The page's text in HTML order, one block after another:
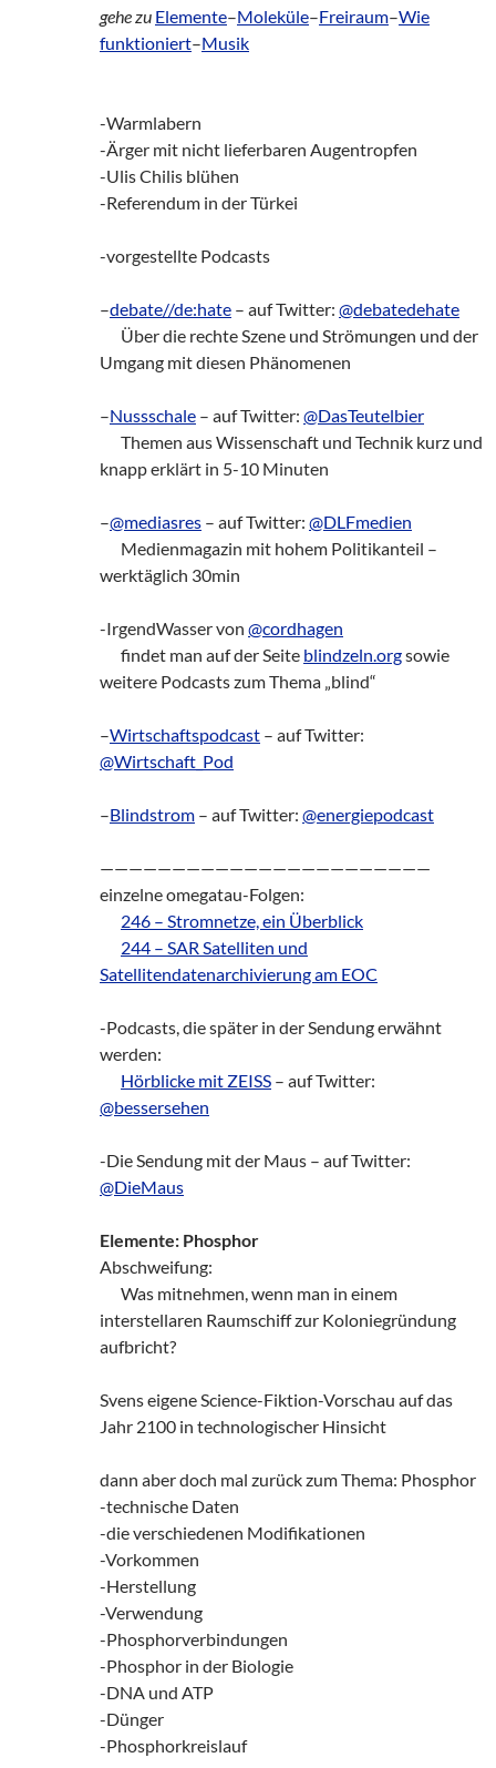
gehe zu Elemente–Moleküle–Freiraum–Wie
funktioniert–Musik
-Warmlabern
-Ärger mit nicht lieferbaren Augentropfen
-Ulis Chilis blühen
-Referendum in der Türkei
-vorgestellte Podcasts
–debate//de:hate – auf Twitter: @debatedehate
Über die rechte Szene und Strömungen und der
Umgang mit diesen Phänomenen
–Nussschale – auf Twitter: @DasTeutelbier
Themen aus Wissenschaft und Technik kurz und
knapp erklärt in 5-10 Minuten
–@mediasres – auf Twitter: @DLFmedien
Medienmagazin mit hohem Politikanteil –
werktäglich 30min
-IrgendWasser von @cordhagen
findet man auf der Seite blindzeln.orgsowie
weitere Podcasts zum Thema „blind“
–Wirtschaftspodcast – auf Twitter:
@Wirtschaft_Pod
–Blindstrom – auf Twitter: @energiepodcast
———————————————————————
einzelne omegatau-Folgen:
246 – Stromnetze, ein Überblick
244 – SAR Satelliten und
Satellitendatenarchivierung am EOC
-Podcasts, die später in der Sendung erwähnt
werden:
Hörblicke mit ZEISS – auf Twitter:
@bessersehen
-Die Sendung mit der Maus – auf Twitter:
@DieMaus
Elemente: Phosphor
Abschweifung:
Was mitnehmen, wenn man in einem
interstellaren Raumschiff zur Koloniegründung
aufbricht?
Svens eigene Science-Fiktion-Vorschau auf das
Jahr 2100 in technologischer Hinsicht
dann aber doch mal zurück zum Thema: Phosphor
-technische Daten
-die verschiedenen Modifikationen
-Vorkommen
-Herstellung
-Verwendung
-Phosphorverbindungen
-Phosphor in der Biologie
-DNA und ATP
-Dünger
-Phosphorkreislauf